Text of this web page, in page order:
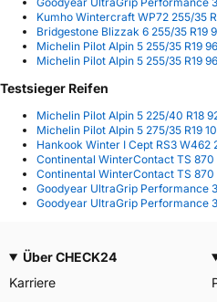
Kumho Wintercraft WP72 255/35
Bridgestone Blizzak 6 255/35 R19
Michelin Pilot Alpin 5 255/35 R19
Michelin Pilot Alpin 5 255/35 R19
Testsieger Reifen
Michelin Pilot Alpin 5 225/40 R18
Michelin Pilot Alpin 5 275/35 R19
Hankook Winter I Cept RS3 W462
Continental WinterContact TS 870
Continental WinterContact TS 870
Goodyear UltraGrip Performance
Goodyear UltraGrip Performance
Über CHECK24
Karriere